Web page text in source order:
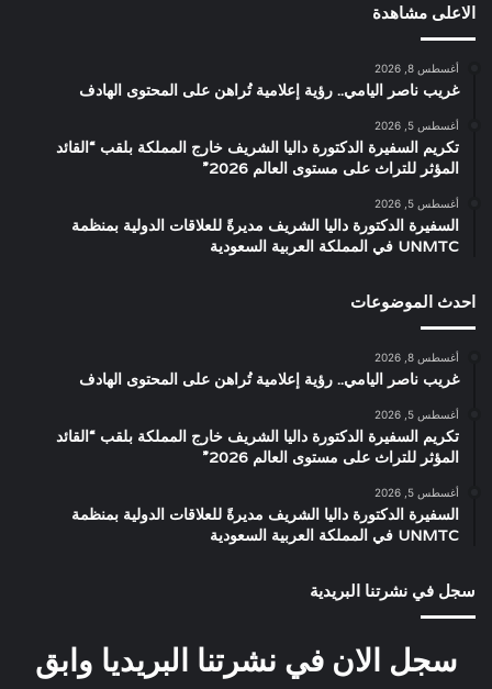
الاعلى مشاهدة
أغسطس 8, 2026
غريب ناصر اليامي.. رؤية إعلامية تُراهن على المحتوى الهادف
أغسطس 5, 2026
تكريم السفيرة الدكتورة داليا الشريف خارج المملكة بلقب “القائد
المؤثر للتراث على مستوى العالم 2026”
أغسطس 5, 2026
السفيرة الدكتورة داليا الشريف مديرةً للعلاقات الدولية بمنظمة
UNMTC في المملكة العربية السعودية
احدث الموضوعات
أغسطس 8, 2026
غريب ناصر اليامي.. رؤية إعلامية تُراهن على المحتوى الهادف
أغسطس 5, 2026
تكريم السفيرة الدكتورة داليا الشريف خارج المملكة بلقب “القائد
المؤثر للتراث على مستوى العالم 2026”
أغسطس 5, 2026
السفيرة الدكتورة داليا الشريف مديرةً للعلاقات الدولية بمنظمة
UNMTC في المملكة العربية السعودية
سجل في نشرتنا البريدية
سجل الان في نشرتنا البريديا وابق